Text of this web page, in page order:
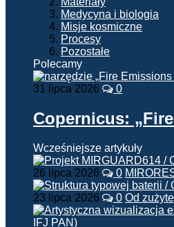
Medycyna i biologia
Misje kosmiczne
Procesy
Pozostałe
Polecamy
31 lipca 2026 0
Copernicus:
Wcześniejsze artykuły
26 lipca 2026 0
23 lipca 2026 0 Od